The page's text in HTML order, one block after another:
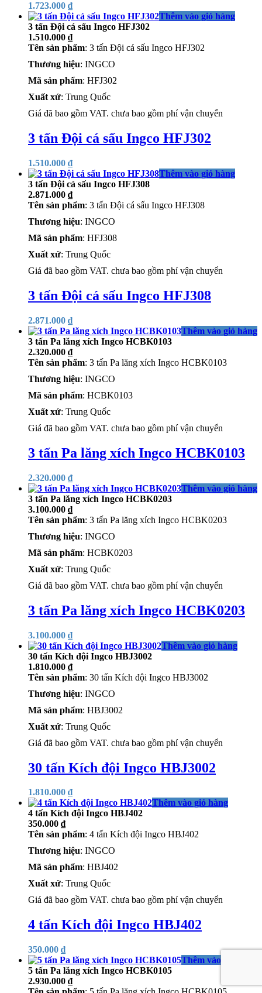
1.723.000 ₫
Thêm vào giỏ hàng
3 tấn Đội cá sấu Ingco HFJ302
1.510.000 ₫
Tên sản phẩm: 3 tấn Đội cá sấu Ingco HFJ302
Thương hiệu: INGCO
Mã sản phẩm: HFJ302
Xuất xứ: Trung Quốc
Giá đã bao gồm VAT. chưa bao gồm phí vận chuyển
3 tấn Đội cá sấu Ingco HFJ302
1.510.000 ₫
Thêm vào giỏ hàng
3 tấn Đội cá sấu Ingco HFJ308
2.871.000 ₫
Tên sản phẩm: 3 tấn Đội cá sấu Ingco HFJ308
Thương hiệu: INGCO
Mã sản phẩm: HFJ308
Xuất xứ: Trung Quốc
Giá đã bao gồm VAT. chưa bao gồm phí vận chuyển
3 tấn Đội cá sấu Ingco HFJ308
2.871.000 ₫
Thêm vào giỏ hàng
3 tấn Pa lăng xích Ingco HCBK0103
2.320.000 ₫
Tên sản phẩm: 3 tấn Pa lăng xích Ingco HCBK0103
Thương hiệu: INGCO
Mã sản phẩm: HCBK0103
Xuất xứ: Trung Quốc
Giá đã bao gồm VAT. chưa bao gồm phí vận chuyển
3 tấn Pa lăng xích Ingco HCBK0103
2.320.000 ₫
Thêm vào giỏ hàng
3 tấn Pa lăng xích Ingco HCBK0203
3.100.000 ₫
Tên sản phẩm: 3 tấn Pa lăng xích Ingco HCBK0203
Thương hiệu: INGCO
Mã sản phẩm: HCBK0203
Xuất xứ: Trung Quốc
Giá đã bao gồm VAT. chưa bao gồm phí vận chuyển
3 tấn Pa lăng xích Ingco HCBK0203
3.100.000 ₫
Thêm vào giỏ hàng
30 tấn Kích đội Ingco HBJ3002
1.810.000 ₫
Tên sản phẩm: 30 tấn Kích đội Ingco HBJ3002
Thương hiệu: INGCO
Mã sản phẩm: HBJ3002
Xuất xứ: Trung Quốc
Giá đã bao gồm VAT. chưa bao gồm phí vận chuyển
30 tấn Kích đội Ingco HBJ3002
1.810.000 ₫
Thêm vào giỏ hàng
4 tấn Kích đội Ingco HBJ402
350.000 ₫
Tên sản phẩm: 4 tấn Kích đội Ingco HBJ402
Thương hiệu: INGCO
Mã sản phẩm: HBJ402
Xuất xứ: Trung Quốc
Giá đã bao gồm VAT. chưa bao gồm phí vận chuyển
4 tấn Kích đội Ingco HBJ402
350.000 ₫
Thêm vào giỏ hàng
5 tấn Pa lăng xích Ingco HCBK0105
2.930.000 ₫